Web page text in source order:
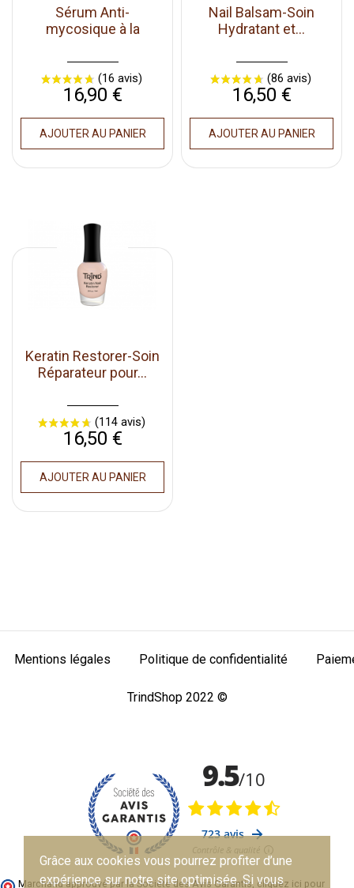
Grâce aux cookies vous pourrez profiter d’une
expérience sur notre site optimisée. Si vous
Sérum Anti-
mycosique à la
(16 avis)
Prix
16,90 €
AJOUTER AU PANIER
Nail Balsam-Soin
Hydratant et...
Prix
16,50 €
AJOUTER AU PANIER
Keratin Restorer-Soin
Réparateur pour...
Prix
16,50 €
AJOUTER AU PANIER
Mentions légales Politique de confidentialité
TrindShop 2022 ©
Marchand approuvé par la Société des Avis Garantis, cliquez ici pour